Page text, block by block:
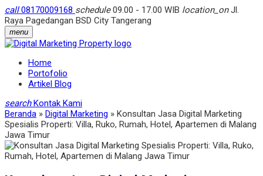
call08170009168 schedule09.00 - 17.00 WIB location_onJl.
Raya Pagedangan BSD City Tangerang
menu
Home
Portofolio
Artikel Blog
search Kontak Kami
Beranda » Digital Marketing » Konsultan Jasa Digital Marketing
Spesialis Properti: Villa, Ruko, Rumah, Hotel, Apartemen di Malang
Jawa Timur